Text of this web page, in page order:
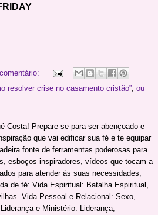
resolver crise no casamento cristão”, ou
Costa! Prepare-se para ser abençoado e
que vai edificar sua fé e te equipar
fonte de ferramentas poderosas para
esboços inspiradores, vídeos que tocam a
para atender às suas necessidades,
de fé: Vida Espiritual: Batalha Espiritual,
Vida Pessoal e Relacional: Sexo,
e Ministério: Liderança,